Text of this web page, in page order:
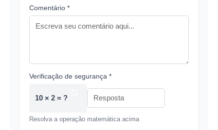
Comentário *
Verificação de segurança *
10 × 2 = ?
Resolva a operação matemática acima